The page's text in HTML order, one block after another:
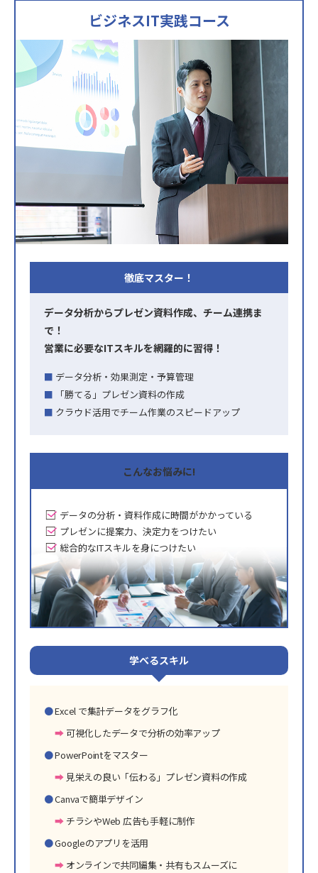
ビジネスIT実践コース
徹底マスター！
データ分析からプレゼン資料作成、チーム連携ま
で！
営業に必要なITスキルを網羅的に習得！
データ分析・効果測定・予算管理
「勝てる」プレゼン資料の作成
クラウド活用でチーム作業のスピードアップ
こんなお悩みに!
データの分析・資料作成に時間がかかっている
プレゼンに提案力、決定力をつけたい
総合的なITスキルを身につけたい
学べるスキル
Excel で集計データをグラフ化
可視化したデータで分析の効率アップ
PowerPointをマスター
見栄えの良い「伝わる」プレゼン資料の作成
Canvaで簡単デザイン
チラシやWeb 広告も手軽に制作
Googleのアプリを活用
オンラインで共同編集・共有もスムーズに